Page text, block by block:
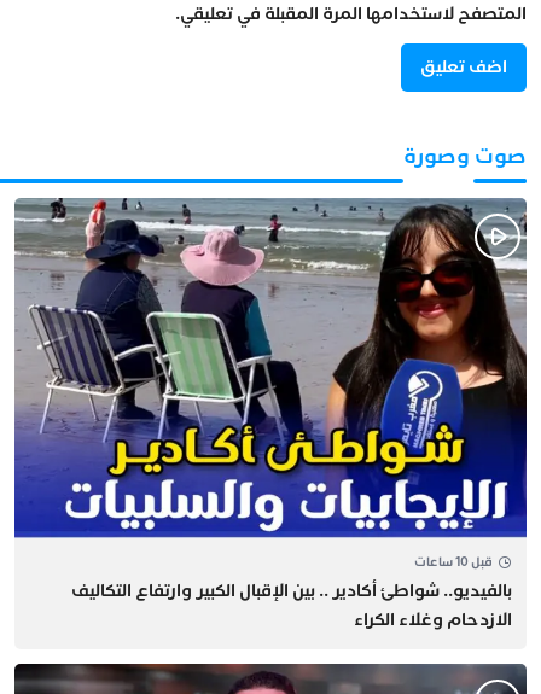
المتصفح لاستخدامها المرة المقبلة في تعليقي.
صوت وصورة
قبل 10 ساعات
بالفيديو.. شواطئ أكادير .. بين الإقبال الكبير وارتفاع التكاليف
الازدحام وغلاء الكراء